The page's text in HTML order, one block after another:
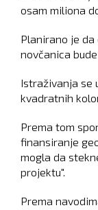
osam miliona
Planirano je
novčanica
Istraživanja se
kvadratnih
Prema tom
finansiranje
mogla da
projektu".
Prema